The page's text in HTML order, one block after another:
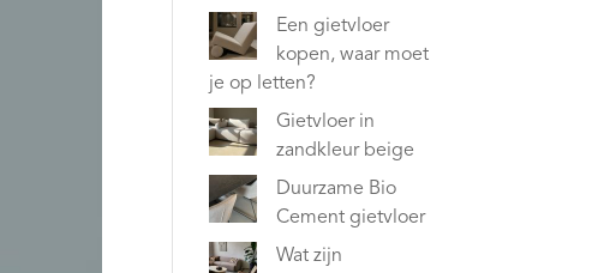
Een gietvloer
kopen, waar moet
je op letten?
Gietvloer in
zandkleur beige
Duurzame Bio
Cement gietvloer
Wat zijn